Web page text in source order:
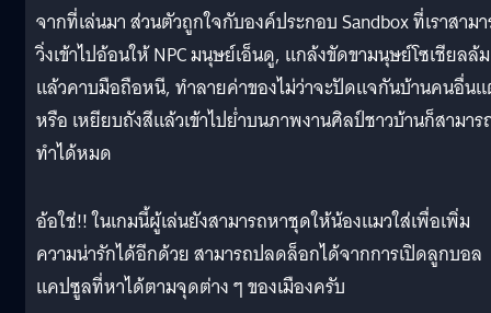
จากที่เล่นมา ส่วนตัวถูกใจกับองค์ประกอบ Sandbox ที่เราสาม
วิ่งเข้าไปอ้อนให้ NPC มนุษย์เอ็นดู, แกล้งขัดขามนุษย์โซเชียลล้ม
แล้วคาบมือถือหนี, ทำลายค่าของไม่ว่าจะปัดแจกันบ้านคนอื่น
หรือ เหยียบถังสีแล้วเข้าไปย่ำบนภาพงานศิลป์ชาวบ้านก็สามาร
ทำได้หมด
อ้อใช่!! ในเกมนี้ผู้เล่นยังสามารถหาชุดให้น้องแมวใส่เพื่อเพิ่ม
ความน่ารักได้อีกด้วย สามารถปลดล็อกได้จากการเปิดลูกบอล
แคปซูลที่หาได้ตามจุดต่าง ๆ ของเมืองครับ